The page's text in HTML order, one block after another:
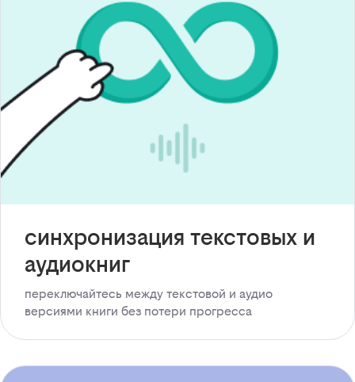
синхронизация текстовых и
аудиокниг
переключайтесь между текстовой и аудио
версиями книги без потери прогресса